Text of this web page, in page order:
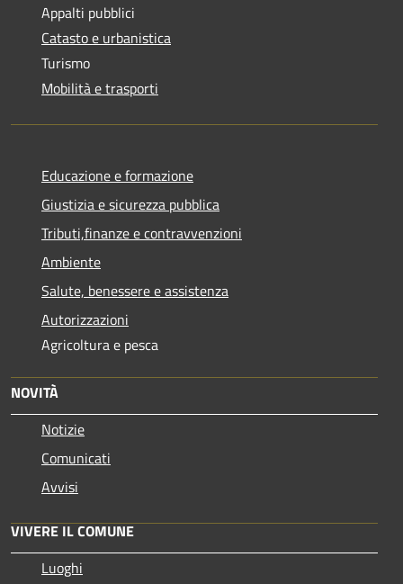
Appalti pubblici
Catasto e urbanistica
Turismo
Mobilità e trasporti
Educazione e formazione
Giustizia e sicurezza pubblica
Tributi,finanze e contravvenzioni
Ambiente
Salute, benessere e assistenza
Autorizzazioni
Agricoltura e pesca
NOVITÀ
Notizie
Comunicati
Avvisi
VIVERE IL COMUNE
Luoghi